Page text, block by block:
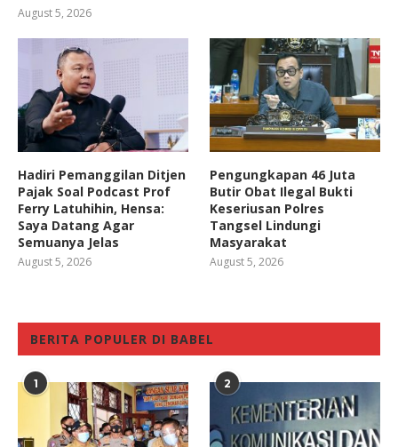
August 5, 2026
Hadiri Pemanggilan Ditjen
Pajak Soal Podcast Prof
Ferry Latuhihin, Hensa:
Saya Datang Agar
Semuanya Jelas
August 5, 2026
Pengungkapan 46 Juta
Butir Obat Ilegal Bukti
Keseriusan Polres
Tangsel Lindungi
Masyarakat
August 5, 2026
BERITA POPULER DI BABEL
1 2